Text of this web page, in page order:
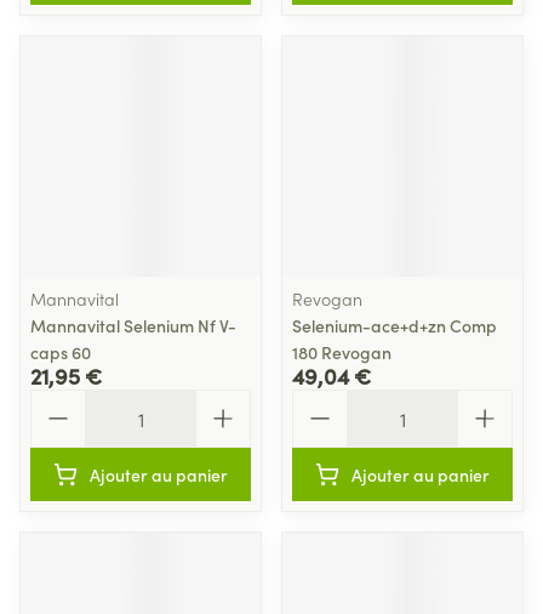
Mannavital
Mannavital Selenium Nf V-
caps 60
21,95 €
Ajouter au panier
Revogan
Selenium-ace+d+zn Comp
180 Revogan
49,04 €
Ajouter au panier